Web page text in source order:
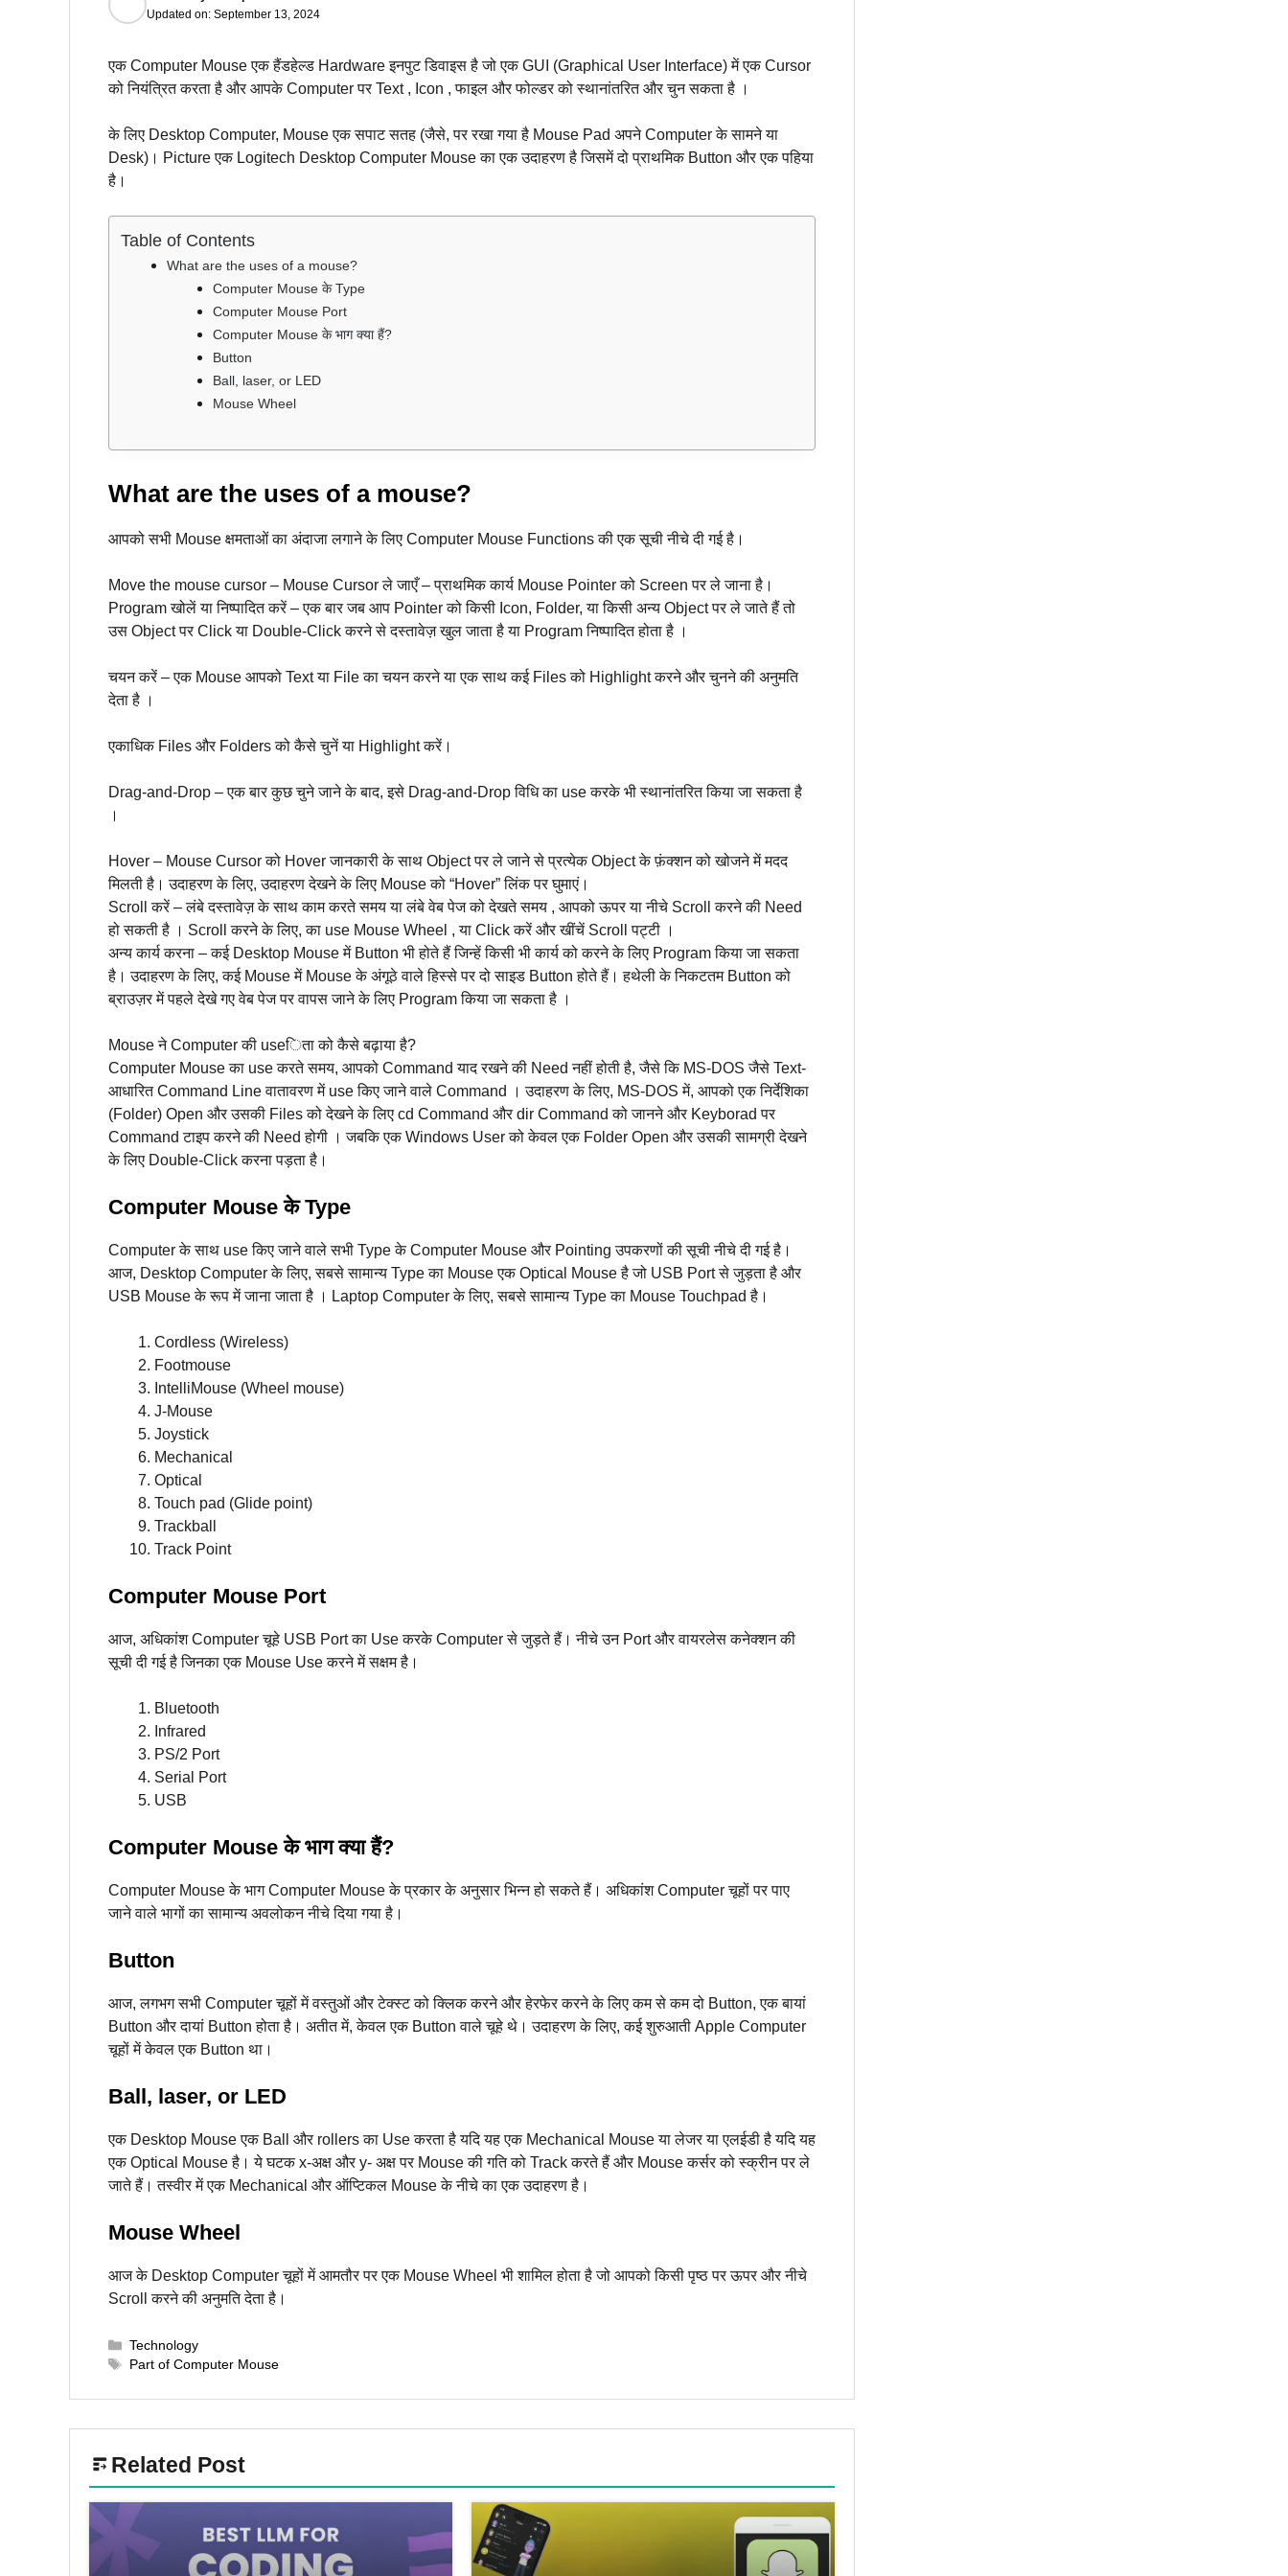
Updated on: September 13, 2024
एक Computer Mouse एक हैंडहेल्ड Hardware इनपुट डिवाइस है जो एक GUI (Graphical User Interface) में एक Cursor
को नियंत्रित करता है और आपके Computer पर Text , Icon , फाइल और फोल्डर को स्थानांतरित और चुन सकता है ।
के लिए Desktop Computer, Mouse एक सपाट सतह (जैसे, पर रखा गया है Mouse Pad अपने Computer के सामने या
Desk)। Picture एक Logitech Desktop Computer Mouse का एक उदाहरण है जिसमें दो प्राथमिक Button और एक पहिया
है।
Table of Contents
What are the uses of a mouse?
Computer Mouse के Type
Computer Mouse Port
Computer Mouse के भाग क्या हैं?
Button
Ball, laser, or LED
Mouse Wheel
What are the uses of a mouse?
आपको सभी Mouse क्षमताओं का अंदाजा लगाने के लिए Computer Mouse Functions की एक सूची नीचे दी गई है।
Move the mouse cursor – Mouse Cursor ले जाएँ – प्राथमिक कार्य Mouse Pointer को Screen पर ले जाना है।
Program खोलें या निष्पादित करें – एक बार जब आप Pointer को किसी Icon, Folder, या किसी अन्य Object पर ले जाते हैं तो
उस Object पर Click या Double-Click करने से दस्तावेज़ खुल जाता है या Program निष्पादित होता है ।
चयन करें – एक Mouse आपको Text या File का चयन करने या एक साथ कई Files को Highlight करने और चुनने की अनुमति
देता है ।
एकाधिक Files और Folders को कैसे चुनें या Highlight करें।
Drag-and-Drop – एक बार कुछ चुने जाने के बाद, इसे Drag-and-Drop विधि का use करके भी स्थानांतरित किया जा सकता है
।
Hover – Mouse Cursor को Hover जानकारी के साथ Object पर ले जाने से प्रत्येक Object के फ़ंक्शन को खोजने में मदद
मिलती है। उदाहरण के लिए, उदाहरण देखने के लिए Mouse को “Hover” लिंक पर घुमाएं।
Scroll करें – लंबे दस्तावेज़ के साथ काम करते समय या लंबे वेब पेज को देखते समय , आपको ऊपर या नीचे Scroll करने की Need
हो सकती है । Scroll करने के लिए, का use Mouse Wheel , या Click करें और खींचें Scroll पट्टी ।
अन्य कार्य करना – कई Desktop Mouse में Button भी होते हैं जिन्हें किसी भी कार्य को करने के लिए Program किया जा सकता
है। उदाहरण के लिए, कई Mouse में Mouse के अंगूठे वाले हिस्से पर दो साइड Button होते हैं। हथेली के निकटतम Button को
ब्राउज़र में पहले देखे गए वेब पेज पर वापस जाने के लिए Program किया जा सकता है ।
Mouse ने Computer की useिता को कैसे बढ़ाया है?
Computer Mouse का use करते समय, आपको Command याद रखने की Need नहीं होती है, जैसे कि MS-DOS जैसे Text-
आधारित Command Line वातावरण में use किए जाने वाले Command । उदाहरण के लिए, MS-DOS में, आपको एक निर्देशिका
(Folder) Open और उसकी Files को देखने के लिए cd Command और dir Command को जानने और Keyborad पर
Command टाइप करने की Need होगी । जबकि एक Windows User को केवल एक Folder Open और उसकी सामग्री देखने
के लिए Double-Click करना पड़ता है।
Computer Mouse के Type
Computer के साथ use किए जाने वाले सभी Type के Computer Mouse और Pointing उपकरणों की सूची नीचे दी गई है।
आज, Desktop Computer के लिए, सबसे सामान्य Type का Mouse एक Optical Mouse है जो USB Port से जुड़ता है और
USB Mouse के रूप में जाना जाता है । Laptop Computer के लिए, सबसे सामान्य Type का Mouse Touchpad है।
Cordless (Wireless)
Footmouse
IntelliMouse (Wheel mouse)
J-Mouse
Joystick
Mechanical
Optical
Touch pad (Glide point)
Trackball
Track Point
Computer Mouse Port
आज, अधिकांश Computer चूहे USB Port का Use करके Computer से जुड़ते हैं। नीचे उन Port और वायरलेस कनेक्शन की
सूची दी गई है जिनका एक Mouse Use करने में सक्षम है।
Bluetooth
Infrared
PS/2 Port
Serial Port
USB
Computer Mouse के भाग क्या हैं?
Computer Mouse के भाग Computer Mouse के प्रकार के अनुसार भिन्न हो सकते हैं। अधिकांश Computer चूहों पर पाए
जाने वाले भागों का सामान्य अवलोकन नीचे दिया गया है।
Button
आज, लगभग सभी Computer चूहों में वस्तुओं और टेक्स्ट को क्लिक करने और हेरफेर करने के लिए कम से कम दो Button, एक बायां
Button और दायां Button होता है। अतीत में, केवल एक Button वाले चूहे थे। उदाहरण के लिए, कई शुरुआती Apple Computer
चूहों में केवल एक Button था।
Ball, laser, or LED
एक Desktop Mouse एक Ball और rollers का Use करता है यदि यह एक Mechanical Mouse या लेजर या एलईडी है यदि यह
एक Optical Mouse है। ये घटक x-अक्ष और y- अक्ष पर Mouse की गति को Track करते हैं और Mouse कर्सर को स्क्रीन पर ले
जाते हैं। तस्वीर में एक Mechanical और ऑप्टिकल Mouse के नीचे का एक उदाहरण है।
Mouse Wheel
आज के Desktop Computer चूहों में आमतौर पर एक Mouse Wheel भी शामिल होता है जो आपको किसी पृष्ठ पर ऊपर और नीचे
Scroll करने की अनुमति देता है।
Categories
Technology
Tags
Part of Computer Mouse
Related Post